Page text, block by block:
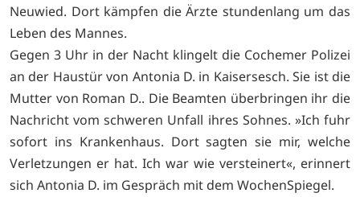
Neuwied. Dort kämpfen die Ärzte stundenlang um das
Leben des Mannes.
Gegen 3 Uhr in der Nacht klingelt die Cochemer Polizei
an der Haustür von Antonia D. in Kaisersesch. Sie ist die
Mutter von Roman D.. Die Beamten überbringen ihr die
Nachricht vom schweren Unfall ihres Sohnes. »Ich fuhr
sofort ins Krankenhaus. Dort sagten sie mir, welche
Verletzungen er hat. Ich war wie versteinert«, erinnert
sich Antonia D. im Gespräch mit dem WochenSpiegel.